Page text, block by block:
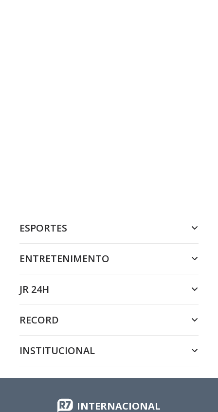
ESPORTES
ENTRETENIMENTO
JR 24H
RECORD
INSTITUCIONAL
INTERNACIONAL